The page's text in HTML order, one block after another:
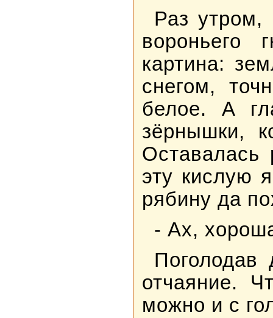
Раз утром,
вороньего
картина:
снегом,
белое. А
зёрнышки,
Оставалась
эту кислую
рябину да
- Ах,
отчаяние.
можно и с